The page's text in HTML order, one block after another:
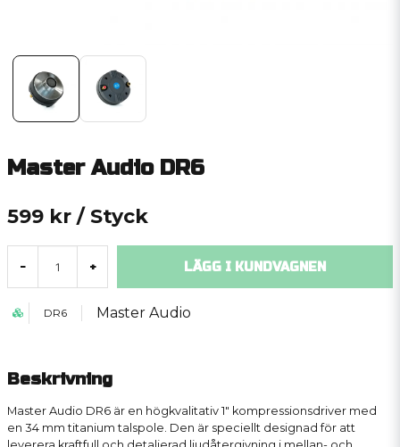
Master Audio DR6
599 kr / Styck
- + LÄGG I KUNDVAGNEN
DR6 Master Audio
Beskrivning
Master Audio DR6 är en högkvalitativ 1" kompressionsdriver med
en 34 mm titanium talspole. Den är speciellt designad för att